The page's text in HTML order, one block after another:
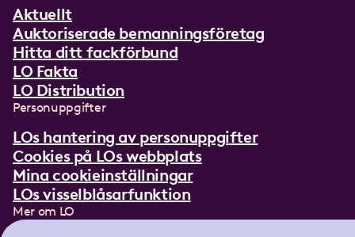
Aktuellt
Auktoriserade bemanningsföretag
Hitta ditt fackförbund
LO Fakta
LO Distribution
Personuppgifter
LOs hantering av personuppgifter
Cookies på LOs webbplats
Mina cookieinställningar
LOs visselblåsarfunktion
Mer om LO